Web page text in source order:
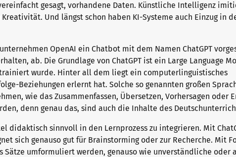
gesagt, vorhandene Daten. Künstliche Intelligenz
Und längst schon haben KI-Systeme auch Einzug in
OpenAI ein Chatbot mit dem Namen ChatGPT
ab. Die Grundlage von ChatGPT ist ein Large Language
wurde. Hinter all dem liegt ein computerlinguistisches
Beziehungen erlernt hat. Solche so genannten großen
wie das Zusammenfassen, Übersetzen, Vorhersagen oder
denn genau das, sind auch die Inhalte des
didaktisch sinnvoll in den Lernprozess zu integrieren. Mit
sich genauso gut für Brainstorming oder zur Recherche. Mit
umformuliert werden, genauso wie unverständliche oder